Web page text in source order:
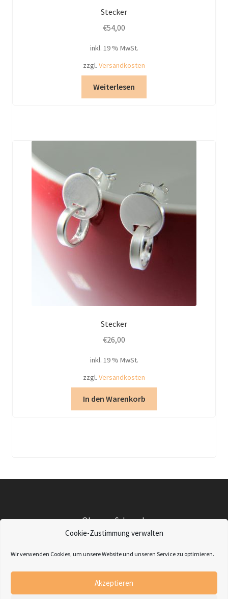
Cookie-Zustimmung verwalten
Wir verwenden Cookies, um unsere Website und unseren Service zu optimieren.
Akzeptieren
Stecker
€54,00
inkl. 19 % MwSt.
zzgl. Versandkosten
Weiterlesen
Stecker
€26,00
inkl. 19 % MwSt.
zzgl. Versandkosten
In den Warenkorb
©Lampu-Schmuck
Datenschutz|Widerrufsbelehrung
Friedenstraße 8 - 79189 Bad Krozingen
Telefon: 07633-3798
Mail: Info@Lampu-Schmuck.de